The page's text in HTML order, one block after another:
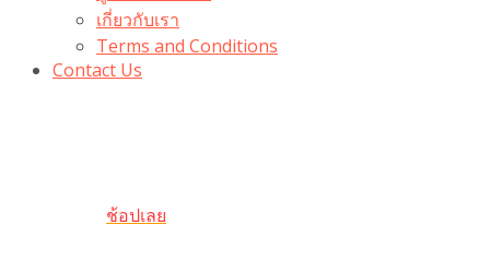
เกี่ยวกับเรา
Terms and Conditions
Contact Us
ช้อปเลย